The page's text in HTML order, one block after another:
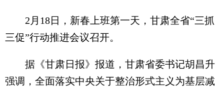
2月18日，新春上班第一天，甘肃全省“三抓
三促”行动推进会议召开。
据《甘肃日报》报道，甘肃省委书记胡昌升
强调，全面落实中央关于整治形式主义为基层减